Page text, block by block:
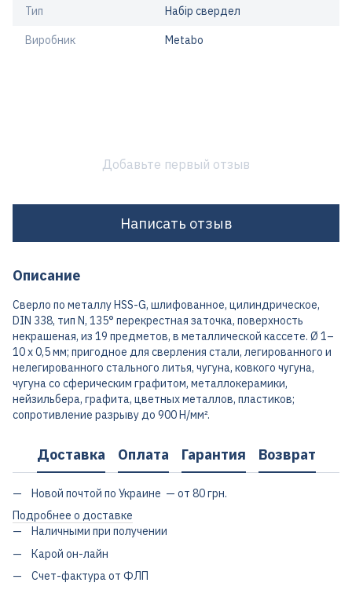
Тип Набір свердел
Виробник Metabo
Добавьте первый отзыв
Написать отзыв
Описание
Сверло по металлу HSS-G, шлифованное, цилиндрическое,
DIN 338, тип N, 135° перекрестная заточка, поверхность
некрашеная, из 19 предметов, в металлической кассете. Ø 1–
10 x 0,5 мм; пригодное для сверления стали, легированного и
нелегированного стального литья, чугуна, ковкого чугуна,
чугуна со сферическим графитом, металлокерамики,
нейзильбера, графита, цветных металлов, пластиков;
сопротивление разрыву до 900 Н/мм².
Доставка Оплата Гарантия Возврат
Новой почтой по Украине — от 80 грн.
Подробнее о доставке
Наличными при получении
Карой он-лайн
Счет-фактура от ФЛП